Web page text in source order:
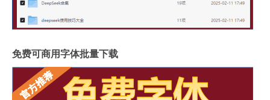
免费可商用字体批量下载